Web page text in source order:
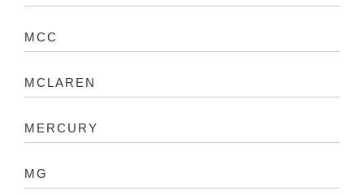
MCC
MCLAREN
MERCURY
MG